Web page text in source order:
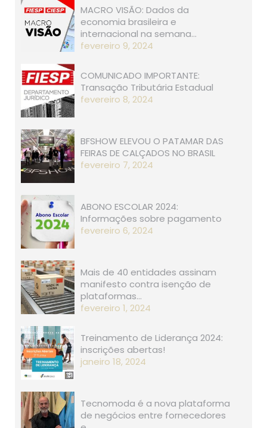
MACRO VISÃO: Dados da
economia brasileira e
internacional na semana…
fevereiro 9, 2024
COMUNICADO IMPORTANTE:
Transação Tributária Estadual
fevereiro 8, 2024
BFSHOW ELEVOU O PATAMAR DAS
FEIRAS DE CALÇADOS NO BRASIL
fevereiro 7, 2024
ABONO ESCOLAR 2024:
Informações sobre pagamento
fevereiro 6, 2024
Mais de 40 entidades assinam
manifesto contra isenção de
plataformas…
fevereiro 1, 2024
Treinamento de Liderança 2024:
inscrições abertas!
janeiro 18, 2024
Tecnomoda é a nova plataforma
de negócios entre fornecedores